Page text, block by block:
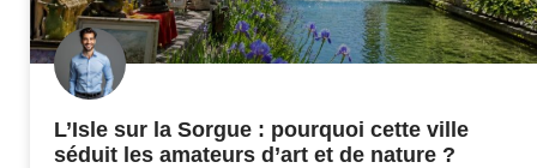
L’Isle sur la Sorgue : pourquoi cette ville
séduit les amateurs d’art et de nature ?